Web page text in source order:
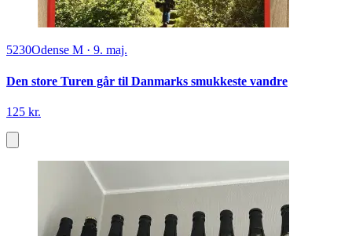
5230Odense M · 9. maj.
Den store Turen går til Danmarks smukkeste vandre
125 kr.